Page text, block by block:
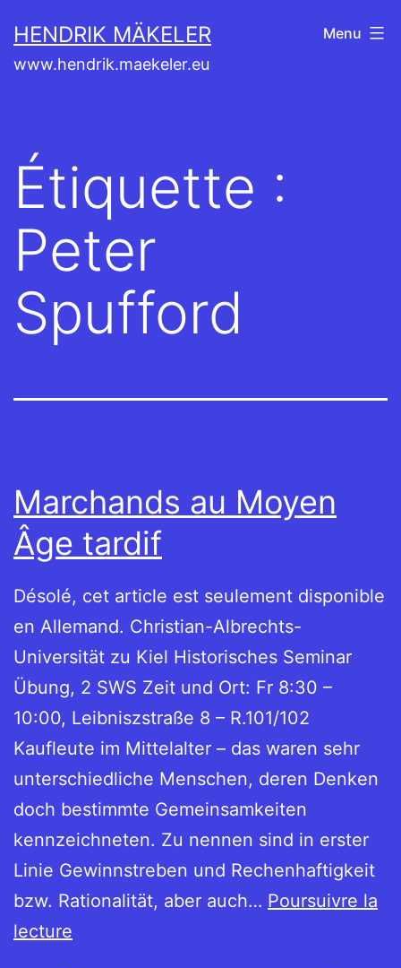
au
contenu
HENDRIK MÄKELER
www.hendrik.maekeler.eu
Menu
Étiquette :
Peter
Spufford
Marchands au Moyen
Âge tardif
Désolé, cet article est seulement disponible
en Allemand. Christian-Albrechts-
Universität zu Kiel Historisches Seminar
Übung, 2 SWS Zeit und Ort: Fr 8:30 –
10:00, Leibniszstraße 8 – R.101/102
Kaufleute im Mittelalter – das waren sehr
unterschiedliche Menschen, deren Denken
doch bestimmte Gemeinsamkeiten
kennzeichneten. Zu nennen sind in erster
Linie Gewinnstreben und Rechenhaftigkeit
bzw. Rationalität, aber auch… Poursuivre la
lecture